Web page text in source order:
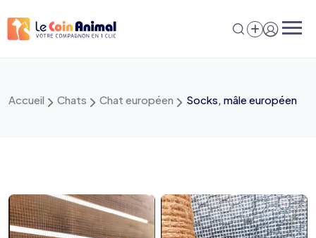
au
Accueil Chats Chat européen Socks, mâle européen